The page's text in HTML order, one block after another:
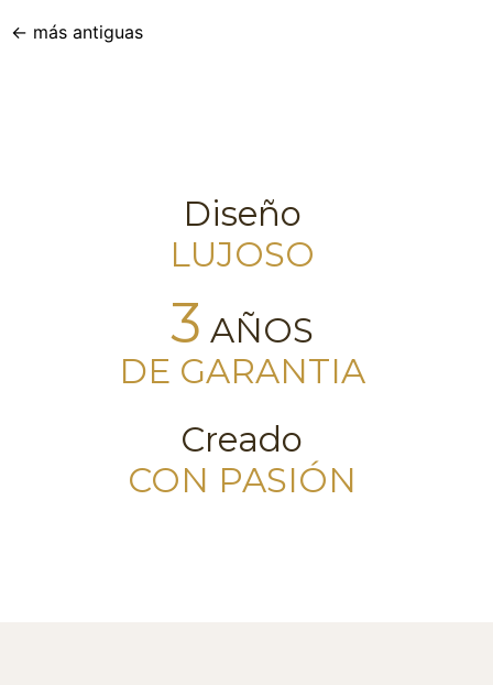
← más antiguas
Diseño
LUJOSO
3 AÑOS
DE GARANTIA
Creado
CON PASIÓN